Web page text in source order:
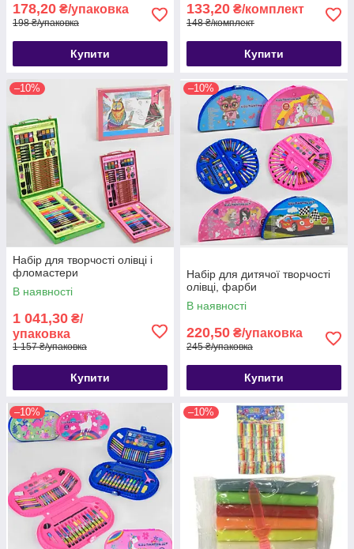
178,20 ₴/упаковка
198 ₴/упаковка
Купити
133,20 ₴/комплект
148 ₴/комплект
Купити
–10%
Набір для творчості олівці і
фломастери
В наявності
1 041,30 ₴/
упаковка
1 157 ₴/упаковка
Купити
–10%
Набір для дитячої творчості
олівці, фарби
В наявності
220,50 ₴/упаковка
245 ₴/упаковка
Купити
–10% –10%